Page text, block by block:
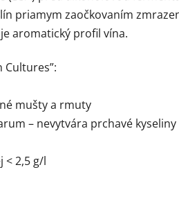
priamym zaočkovaním
aromatický profil vína.
Cultures”:
mušty a rmuty
– nevytvára prchavé kyseliny
< 2,5 g/l